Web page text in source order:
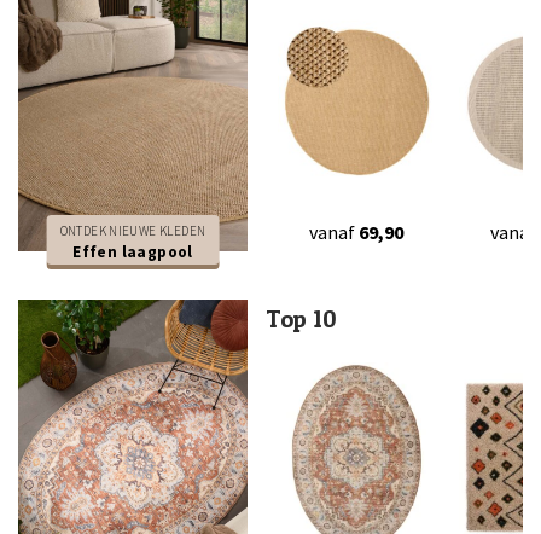
ONTDEK NIEUWE KLEDEN
Effen laagpool
vanaf 69,90 vanaf
Top 10